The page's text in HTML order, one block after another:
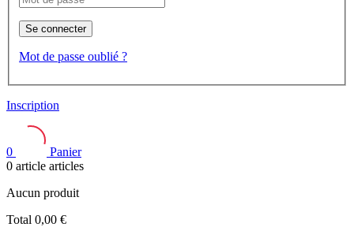
Se connecter
Mot de passe oublié ?
Inscription
0
Panier
0 article articles
Aucun produit
Total 0,00 €